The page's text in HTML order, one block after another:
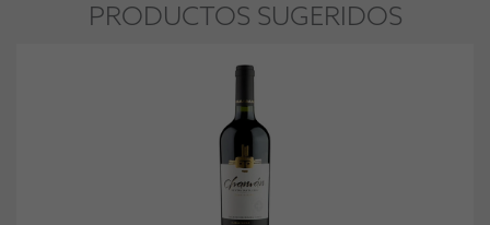
PRODUCTOS SUGERIDOS